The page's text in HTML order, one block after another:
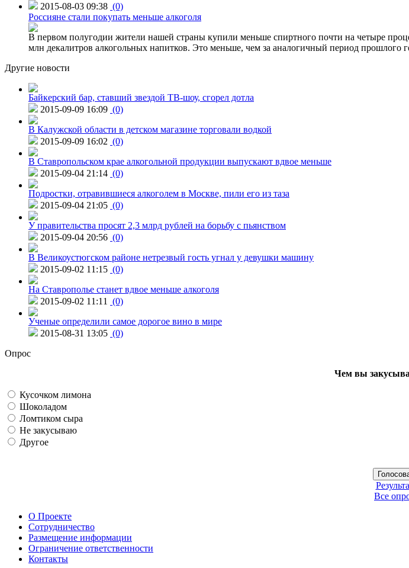
2015-08-03 09:38 (0)
Россияне стали покупать меньше алкоголя
В первом полугодии жители нашей страны купили меньше спиртного почти на четыре
млн декалитров алкогольных напитков. Это меньше, чем за аналогичный период прошлого
Другие новости
Байкерский бар, ставший звездой ТВ-шоу, сгорел дотла
2015-09-09 16:09 (0)
В Калужской области в детском магазине торговали водкой
2015-09-09 16:02 (0)
В Ставропольском крае алкогольной продукции выпускают вдвое меньше
2015-09-04 21:14 (0)
Подростки, отравившиеся алкоголем в Москве, пили его из таза
2015-09-04 21:05 (0)
У правительства просят 2,3 млрд рублей на борьбу с пьянством
2015-09-04 20:56 (0)
В Великоустюгском районе нетрезвый гость угнал у девушки машину
2015-09-02 11:15 (0)
На Ставрополье станет вдвое меньше алкоголя
2015-09-02 11:11
(0)
Ученые определили самое дорогое вино в мире
2015-08-31 13:05 (0)
Опрос
Чем вы
Кусочком лимона
Шоколадом
Ломтиком сыра
Не закусываю
Другое
Все
О Проекте
Сотрудничество
Размещение информации
Ограничение ответственности
Контакты